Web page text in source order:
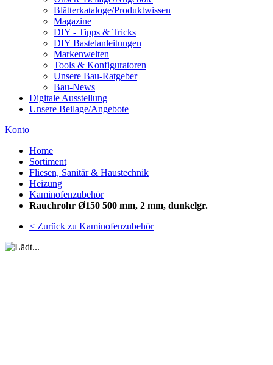
Blätterkataloge/Produktwissen
Magazine
DIY - Tipps & Tricks
DIY Bastelanleitungen
Markenwelten
Tools & Konfiguratoren
Unsere Bau-Ratgeber
Bau-News
Digitale Ausstellung
Unsere Beilage/Angebote
Konto
Home
Sortiment
Fliesen, Sanitär & Haustechnik
Heizung
Kaminofenzubehör
Rauchrohr Ø150 500 mm, 2 mm, dunkelgr.
< Zurück zu Kaminofenzubehör